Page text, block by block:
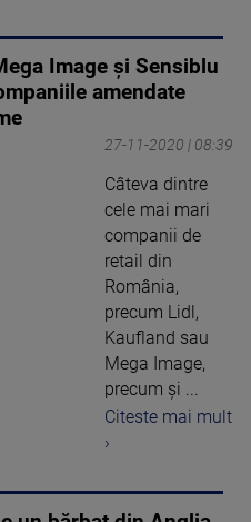
Image și Sensiblu
amendate
27-11-2020 | 08:39
Câteva dintre
cele mai mari
companii de
retail din
România,
precum Lidl,
Kaufland sau
Mega Image,
precum și ...
Citeste mai mult
›